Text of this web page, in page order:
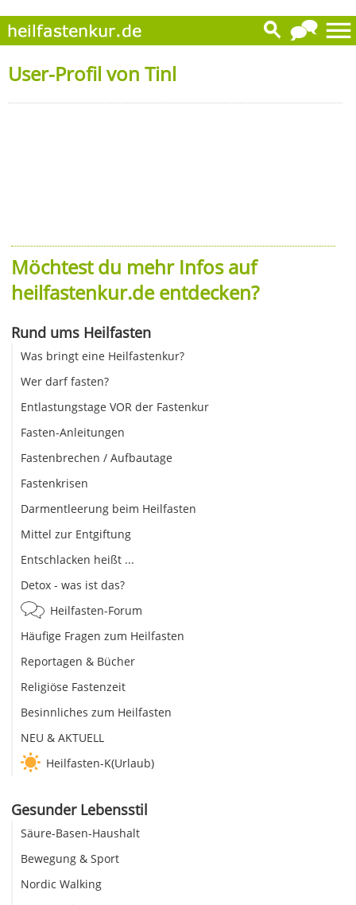
User-Profil von Tinl
Möchtest du mehr Infos auf
heilfastenkur.de entdecken?
Rund ums Heilfasten
Was bringt eine Heilfastenkur?
Wer darf fasten?
Entlastungstage VOR der Fastenkur
Fasten-Anleitungen
Fastenbrechen / Aufbautage
Fastenkrisen
Darmentleerung beim Heilfasten
Mittel zur Entgiftung
Entschlacken heißt ...
Detox - was ist das?
Heilfasten-Forum
Häufige Fragen zum Heilfasten
Reportagen & Bücher
Religiöse Fastenzeit
Besinnliches zum Heilfasten
NEU & AKTUELL
Heilfasten-K(Urlaub)
Gesunder Lebensstil
Säure-Basen-Haushalt
Bewegung & Sport
Nordic Walking